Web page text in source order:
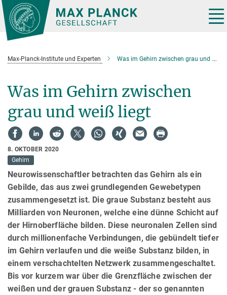
Hauptinhalt
Max-Planck-Institute und Experten Was im Gehirn zwischen grau und weiß liegt
Was im Gehirn zwischen
grau und weiß liegt
8. OKTOBER 2020
Gehirn
Neurowissenschaftler betrachten das Gehirn als ein
Gebilde, das aus zwei grundlegenden Gewebetypen
zusammengesetzt ist. Die graue Substanz besteht aus
Milliarden von Neuronen, welche eine dünne Schicht auf
der Hirnoberfläche bilden. Diese neuronalen Zellen sind
durch millionenfache Verbindungen, die gebündelt tiefer
im Gehirn verlaufen und die weiße Substanz bilden, in
einem verschachtelten Netzwerk zusammengeschaltet.
Bis vor kurzem war über die Grenzfläche zwischen der
weißen und der grauen Substanz - der so genannten